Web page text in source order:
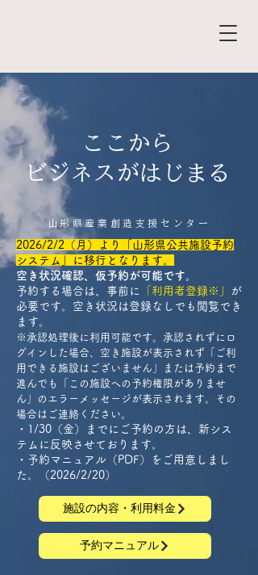
ここから
ビジネスが​はじまる
​山形県産業創造支援センター
2026/2/2（月）より「山形県公共施設予約
システム」に移行となります。​
​空き状況確認、仮予約が可能です。
予約する場合は、事前に
「利用者登録※」
が
必要です。空き状況は登録なしでも閲覧でき
ます。
※承認処理後に利用可能です。承認されずにロ
グインした場合、空き施設が表示されず「ご利
用できる施設はございません」または予約まで
進んでも「この施設への予約権限がありませ
ん」のエラーメッセージが表示されます。その
場合はご連絡ください。
​​・1/30（金）までにご予約の方は、新シス
テムに反映させております。
・予約マニュアル（PDF）をご用意しまし
た。（2026/2/20）
施設の内容・利用料金
予約マニュアル